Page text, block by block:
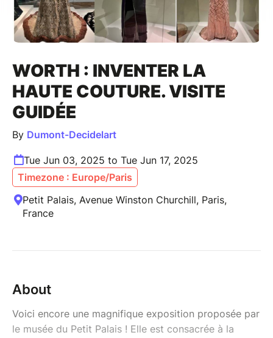
WORTH : INVENTER LA
HAUTE COUTURE. VISITE
GUIDÉE
By Dumont-Decidelart
Tue Jun 03, 2025 to Tue Jun 17, 2025
Timezone : Europe/Paris
Petit Palais, Avenue Winston Churchill, Paris,
France
About
Voici encore une magnifique exposition proposée par
le musée du Petit Palais ! Elle est consacrée à la